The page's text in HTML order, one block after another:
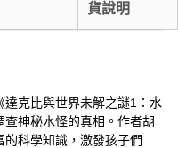
貨說明
克比與世界未解之謎1：水
神秘水怪的真相。作者胡
科學知識，激發孩子們的